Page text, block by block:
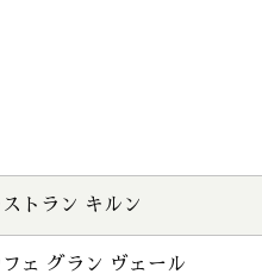
ストラン キルン
フェ グラン ヴェール